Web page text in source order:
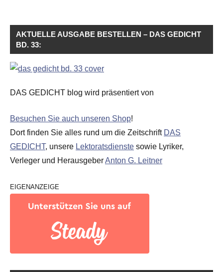
AKTUELLE AUSGABE BESTELLEN – DAS GEDICHT
BD. 33:
DAS GEDICHT blog wird präsentiert von
Besuchen Sie auch unseren Shop!
Dort finden Sie alles rund um die Zeitschrift DAS
GEDICHT, unsere Lektoratsdienste sowie Lyriker,
Verleger und HerausgeberAnton G. Leitner
EIGENANZEIGE